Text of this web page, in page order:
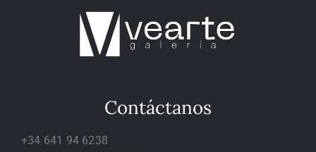
Contáctanos
+34 641 94 6238